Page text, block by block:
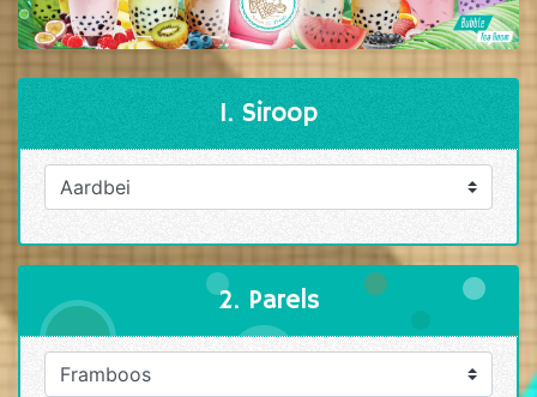
1. Siroop
2. Parels